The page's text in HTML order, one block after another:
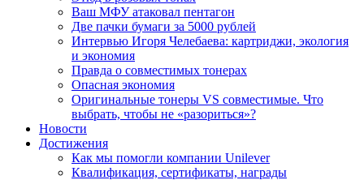
Ваш МФУ атаковал пентагон
Две пачки бумаги за 5000 рублей
Интервью Игоря Челебаева: картриджи, экология
и экономия
Правда о совместимых тонерах
Опасная экономия
Оригинальные тонеры VS совместимые. Что
выбрать, чтобы не «разориться»?
Новости
Достижения
Как мы помогли компании Unilever
Квалификация, сертификаты, награды